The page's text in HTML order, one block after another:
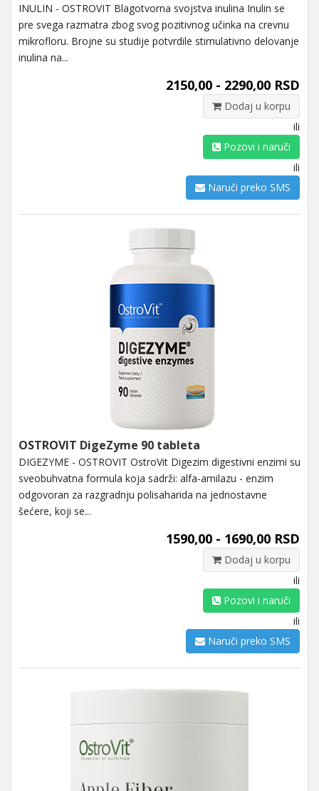
INULIN - OSTROVIT Blagotvorna svojstva inulina Inulin se
pre svega razmatra zbog svog pozitivnog učinka na crevnu
mikrofloru. Brojne su studije potvrdile stimulativno delovanje
inulina na...
2150,00 - 2290,00 RSD
Dodaj u korpu
ili
Pozovi i naruči
ili
Naruči preko SMS
OSTROVIT DigeZyme 90 tableta
DIGEZYME - OSTROVIT OstroVit Digezim digestivni enzimi su
sveobuhvatna formula koja sadrži: alfa-amilazu - enzim
odgovoran za razgradnju polisaharida na jednostavne
šećere, koji se...
1590,00 - 1690,00 RSD
Dodaj u korpu
ili
Pozovi i naruči
ili
Naruči preko SMS